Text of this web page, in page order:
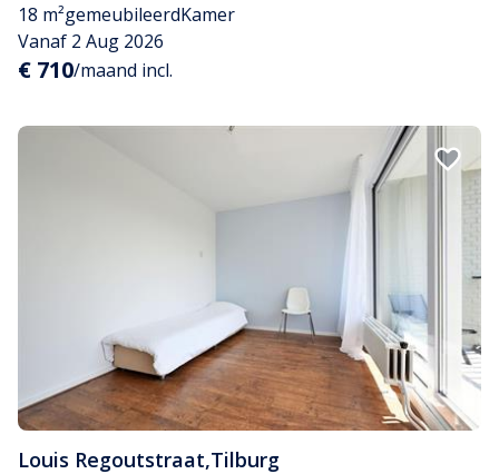
18 m²gemeubileerdKamer
Vanaf 2 Aug 2026
€ 710/maand incl.
Louis Regoutstraat,Tilburg